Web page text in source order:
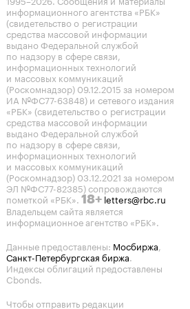
информационного агентства «РБК»
(свидетельство о регистрации
средства массовой информации
выдано Федеральной службой
по надзору в сфере связи,
информационных технологий
и массовых коммуникаций
(Роскомнадзор) 09.12.2015 за номером
ИА №ФС77-63848) и сетевого издания
«РБК» (свидетельство о регистрации
средства массовой информации
выдано Федеральной службой
по надзору в сфере связи,
информационных технологий
и массовых коммуникаций
(Роскомнадзор) 03.12.2021 за номером
ЭЛ №ФС77-82385) сопровождаются
пометкой «РБК». 18+ letters@rbc.ru
Владельцем сайта является
информационное агентство «РБК».
Данные предоставлены: Мосбиржа,
Санкт-Петербургская биржа.
Индексы облигаций предоставлены
Cbonds.
Чтобы отправить редакции